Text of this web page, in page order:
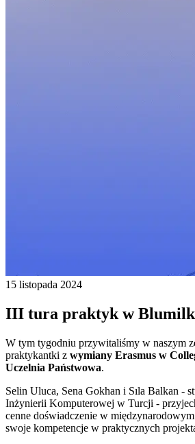
15 listopada 2024
III tura praktyk w
W tym tygodniu przywitaliśmy w naszym
praktykantki z wymiany Erasmus w
Uczelnia Państwowa.
Selin Uluca, Sena Gokhan i Sıla Balkan -
Inżynierii Komputerowej w Turcji -
cenne doświadczenie w
swoje kompetencje w praktycznych